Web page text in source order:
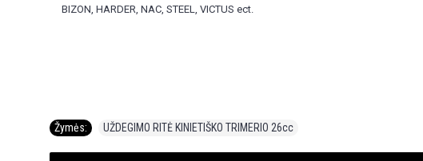
BIZON, HARDER, NAC, STEEL, VICTUS ect.
Žymės: UŽDEGIMO RITĖ KINIETIŠKO TRIMERIO 26cc